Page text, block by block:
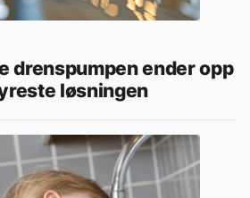
drenspumpen ender opp
løsningen